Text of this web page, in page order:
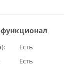
Есть
Есть